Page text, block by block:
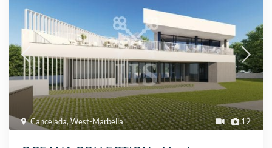
12
Cancelada,West-Marbella